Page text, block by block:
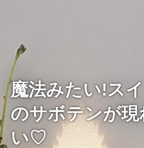
魔法みたい!ス
のサボテンが
い♡